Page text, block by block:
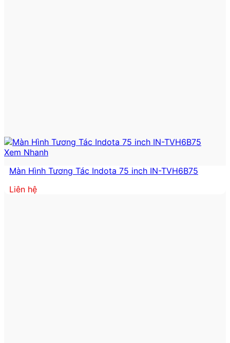
Xem Nhanh
Màn Hình Tương Tác Indota 75 inch IN-TVH6B75
Liên hệ